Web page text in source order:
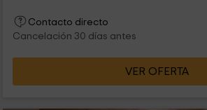
Contacto directo
Cancelación 30 días antes
VER OFERTA